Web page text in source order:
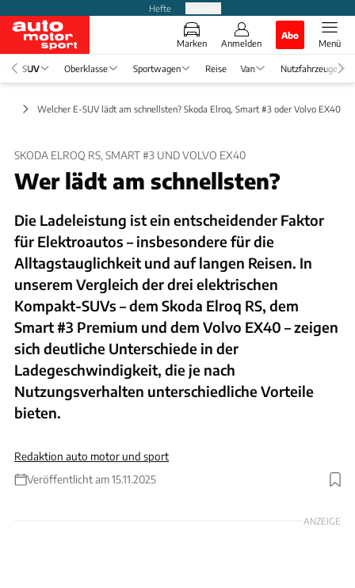
Hefte
Marken Anmelden
Abo
Menü
SUV Oberklasse Sportwagen Reise Van Nutzfahrzeuge
Welcher E-SUV lädt am schnellsten? Skoda Elroq, Smart #3 oder Volvo EX40
SKODA ELROQ RS, SMART #3 UND VOLVO EX40
Wer lädt am schnellsten?
Die Ladeleistung ist ein entscheidender Faktor
für Elektroautos – insbesondere für die
Alltagstauglichkeit und auf langen Reisen. In
unserem Vergleich der drei elektrischen
Kompakt-SUVs – dem Skoda Elroq RS, dem
Smart #3 Premium und dem Volvo EX40 – zeigen
sich deutliche Unterschiede in der
Ladegeschwindigkeit, die je nach
Nutzungsverhalten unterschiedliche Vorteile
bieten.
Redaktion auto motor und sport
Veröffentlicht am 15.11.2025
Foto: Hans-Dieter Seufert
ANZEIGE